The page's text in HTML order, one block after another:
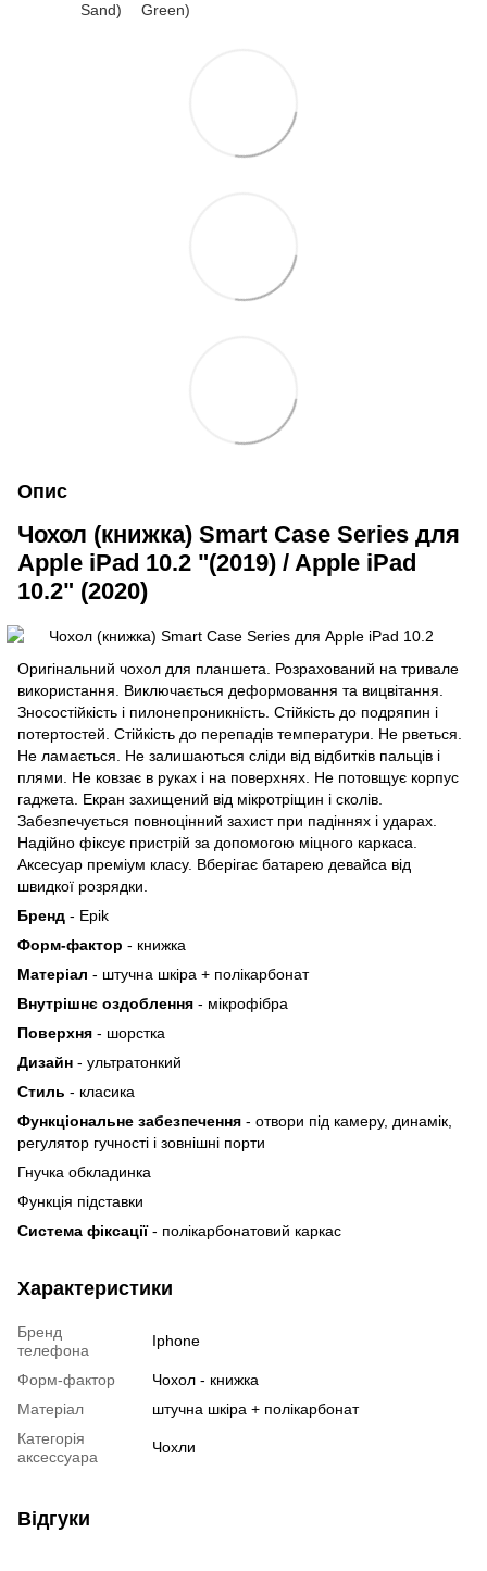
Опис
Чохол (книжка) Smart Case Series для
Apple iPad 10.2 "(2019) / Apple iPad
10.2" (2020)
Оригінальний чохол для планшета. Розрахований на тривале
використання. Виключається деформовання та вицвітання.
Зносостійкість і пилонепроникність. Стійкість до подряпин і
потертостей. Стійкість до перепадів температури. Не рветься.
Не ламається. Не залишаються сліди від відбитків пальців і
плями. Не ковзає в руках і на поверхнях. Не потовщує корпус
гаджета. Екран захищений від мікротріщин і сколів.
Забезпечується повноцінний захист при падіннях і ударах.
Надійно фіксує пристрій за допомогою міцного каркаса.
Аксесуар преміум класу. Вберігає батарею девайса від
швидкої розрядки.
Бренд - Epik
Форм-фактор - книжка
Матеріал - штучна шкіра + полікарбонат
Внутрішнє оздоблення - мікрофібра
Поверхня - шорстка
Дизайн - ультратонкий
Стиль - класика
Функціональне забезпечення - отвори під камеру, динамік,
регулятор гучності і зовнішні порти
Гнучка обкладинка
Функція підставки
Система фіксації- полікарбонатовий каркас
Характеристики
Бренд
телефона
Iphone
Форм-фактор
Чохол - книжка
Матеріал
штучна шкіра + полікарбонат
Категорія
аксессуара
Чохли
Відгуки